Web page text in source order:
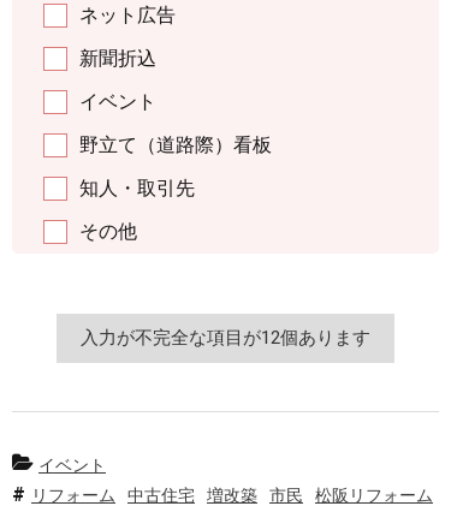
ネット広告
新聞折込
イベント
野立て（道路際）看板
知人・取引先
その他
イベント
リフォーム
中古住宅 増改築 市民
松阪リフォーム